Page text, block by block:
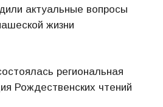
актуальные вопросы
жизни
региональная
Рождественских чтений